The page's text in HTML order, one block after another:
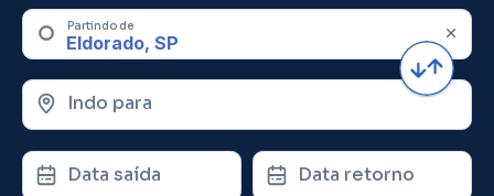
Partindo de
Indo para
Data saída Data retorno